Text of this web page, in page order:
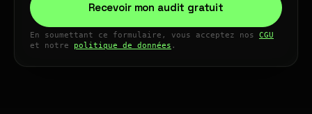
Recevoir mon audit gratuit
En soumettant ce formulaire, vous acceptez nos CGU
et notre politique de données .